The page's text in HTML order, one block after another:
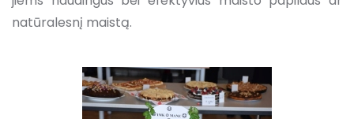
natūralesnį maistą.